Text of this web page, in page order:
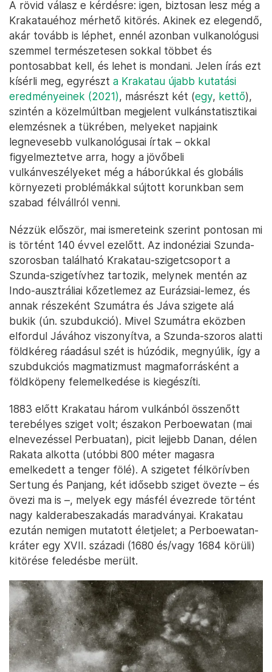
A rövid válasz e kérdésre: igen, biztosan lesz még a
Krakatauéhoz mérhető kitörés. Akinek ez elegendő,
akár tovább is léphet, ennél azonban vulkanológusi
szemmel természetesen sokkal többet és
pontosabbat kell, és lehet is mondani. Jelen írás ezt
kísérli meg, egyrészt a Krakatau újabb kutatási
eredményeinek (2021), másrészt két (egy, kettő),
szintén a közelmúltban megjelent vulkánstatisztikai
elemzésnek a tükrében, melyeket napjaink
legnevesebb vulkanológusai írtak – okkal
figyelmeztetve arra, hogy a jövőbeli
vulkánveszélyeket még a háborúkkal és globális
környezeti problémákkal sújtott korunkban sem
szabad félvállról venni.
Nézzük először, mai ismereteink szerint pontosan mi
is történt 140 évvel ezelőtt. Az indonéziai Szunda-
szorosban található Krakatau-szigetcsoport a
Szunda-szigetívhez tartozik, melynek mentén az
Indo-ausztráliai kőzetlemez az Eurázsiai-lemez, és
annak részeként Szumátra és Jáva szigete alá
bukik (ún. szubdukció). Mivel Szumátra eközben
elfordul Jávához viszonyítva, a Szunda-szoros alatti
földkéreg ráadásul szét is húzódik, megnyúlik, így a
szubdukciós magmatizmust magmaforrásként a
földköpeny felemelkedése is kiegészíti.
1883 előtt Krakatau három vulkánból összenőtt
terebélyes sziget volt; északon Perboewatan (mai
elnevezéssel Perbuatan), picit lejjebb Danan, délen
Rakata alkotta (utóbbi 800 méter magasra
emelkedett a tenger fölé). A szigetet félkörívben
Sertung és Panjang, két idősebb sziget övezte – és
övezi ma is –, melyek egy másfél évezrede történt
nagy kalderabeszakadás maradványai. Krakatau
ezután nemigen mutatott életjelet; a Perboewatan-
kráter egy XVII. századi (1680 és/vagy 1684 körüli)
kitörése feledésbe merült.